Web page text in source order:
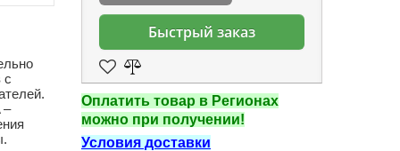
с
–
Быстрый заказ
Оплатить товар в Регионах
можно при получении!
Условия доставки